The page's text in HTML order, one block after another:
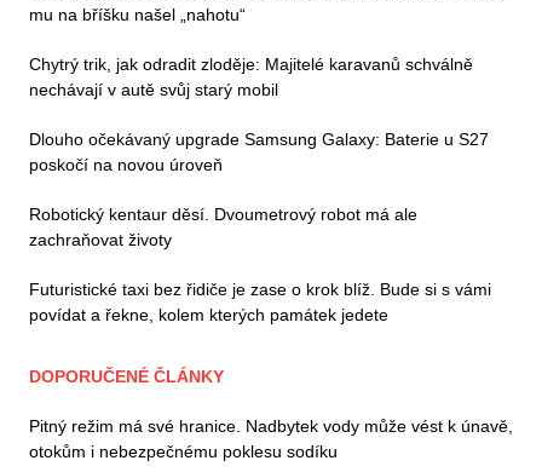
mu na bříšku našel „nahotu“
Chytrý trik, jak odradit zloděje: Majitelé karavanů schválně
nechávají v autě svůj starý mobil
Dlouho očekávaný upgrade Samsung Galaxy: Baterie u S27
poskočí na novou úroveň
Robotický kentaur děsí. Dvoumetrový robot má ale
zachraňovat životy
Futuristické taxi bez řidiče je zase o krok blíž. Bude si s vámi
povídat a řekne, kolem kterých památek jedete
DOPORUČENÉ ČLÁNKY
Pitný režim má své hranice. Nadbytek vody může vést k únavě,
otokům i nebezpečnému poklesu sodíku